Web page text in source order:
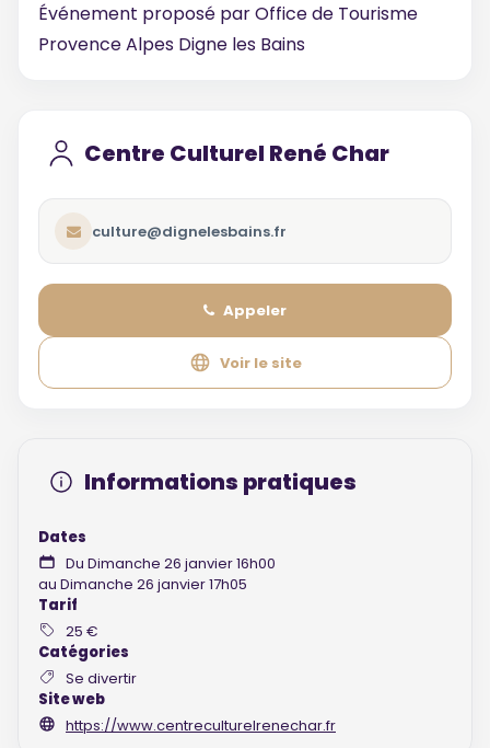
Événement proposé parOffice de Tourisme
Provence Alpes Digne les Bains
Centre Culturel René Char
culture@dignelesbains.fr
Appeler
Voir le site
Informations pratiques
Dates
Du Dimanche 26 janvier 16h00
au Dimanche 26 janvier 17h05
Tarif
25 €
Catégories
Se divertir
Site web
https://www.centreculturelrenechar.fr